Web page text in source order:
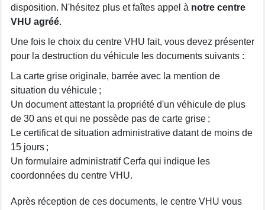
disposition. N'hésitez plus et faîtes appel à notre centre
VHU agréé.
Une fois le choix du centre VHU fait, vous devez présenter
pour la destruction du véhicule les documents suivants :
La carte grise originale, barrée avec la mention de
situation du véhicule ;
Un document attestant la propriété d'un véhicule de plus
de 30 ans et qui ne possède pas de carte grise ;
Le certificat de situation administrative datant de moins de
15 jours ;
Un formulaire administratif Cerfa qui indique les
coordonnées du centre VHU.
Après réception de ces documents, le centre VHU vous